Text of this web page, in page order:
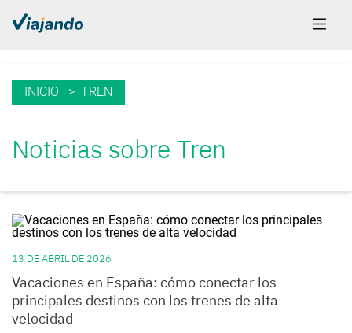
INICIO > TREN
Noticias sobre Tren
13 DE ABRIL DE 2026
Vacaciones en España: cómo conectar los
principales destinos con los trenes de alta
velocidad